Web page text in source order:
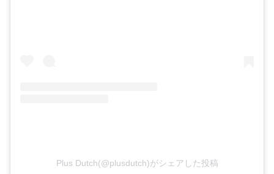
Plus Dutch(@plusdutch)がシェアした投稿